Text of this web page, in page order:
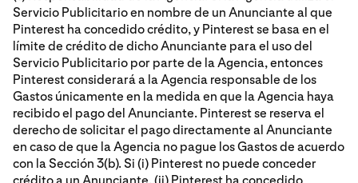
Servicio Publicitario en nombre de un Anunciante al que
Pinterest ha concedido crédito, y Pinterest se basa en el
límite de crédito de dicho Anunciante para el uso del
Servicio Publicitario por parte de la Agencia, entonces
Pinterest considerará a la Agencia responsable de los
Gastos únicamente en la medida en que la Agencia haya
recibido el pago del Anunciante. Pinterest se reserva el
derecho de solicitar el pago directamente al Anunciante
en caso de que la Agencia no pague los Gastos de acuerdo
con la Sección 3(b). Si (i) Pinterest no puede conceder